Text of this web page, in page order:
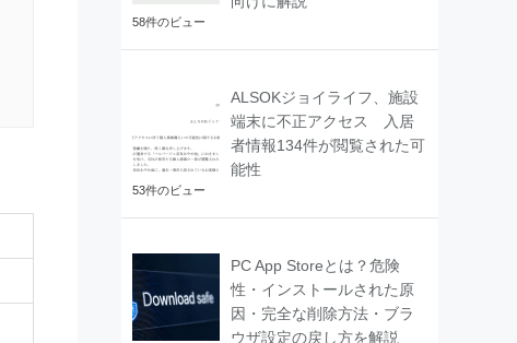
58件のビュー
ALSOKジョイライフ、施設
端末に不正アクセス 入居
者情報134件が閲覧された可
能性
53件のビュー
PC App Storeとは？危険
性・インストールされた原
因・完全な削除方法・ブラ
ウザ設定の戻し方を解説